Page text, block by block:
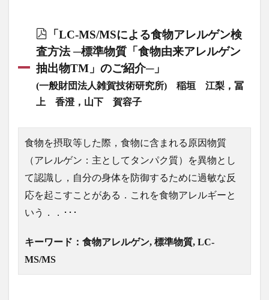
「LC-MS/MSによる食物アレルゲン検
査方法 ─標準物質「食物由来アレルゲン
抽出物TM」のご紹介─」
(一般財団法人雑賀技術研究所) 稲垣 江梨，冨
上 香澄，山下 賀容子
食物を摂取等した際，食物に含まれる原因物質
（アレルゲン：主としてタンパク質）を異物とし
て認識し，自分の身体を防御するために過敏な反
応を起こすことがある．これを食物アレルギーと
いう．．･･･
キーワード：食物アレルゲン, 標準物質, LC-
MS/MS